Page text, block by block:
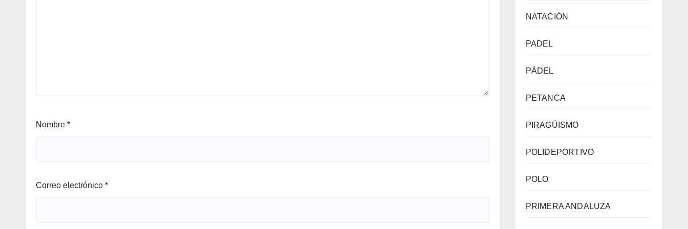
Nombre *
Correo electrónico *
NATACIÓN
PADEL
PÁDEL
PETANCA
PIRAGÜISMO
POLIDEPORTIVO
POLO
PRIMERA ANDALUZA